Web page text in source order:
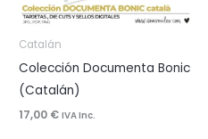
Catalán
Colección Documenta Bonic
(Catalán)
17,00 € IVA Inc.